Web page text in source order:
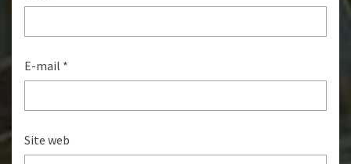
E-mail *
Site web